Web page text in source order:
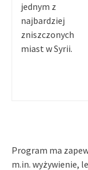
jednym z
najbardziej
zniszczonych
miast w Syrii.
Program ma
m.in. wyżywienie,